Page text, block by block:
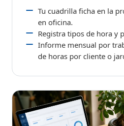
Tu cuadrilla ficha en la
en oficina.
Registra tipos de hora y
Informe mensual por
de horas por cliente o